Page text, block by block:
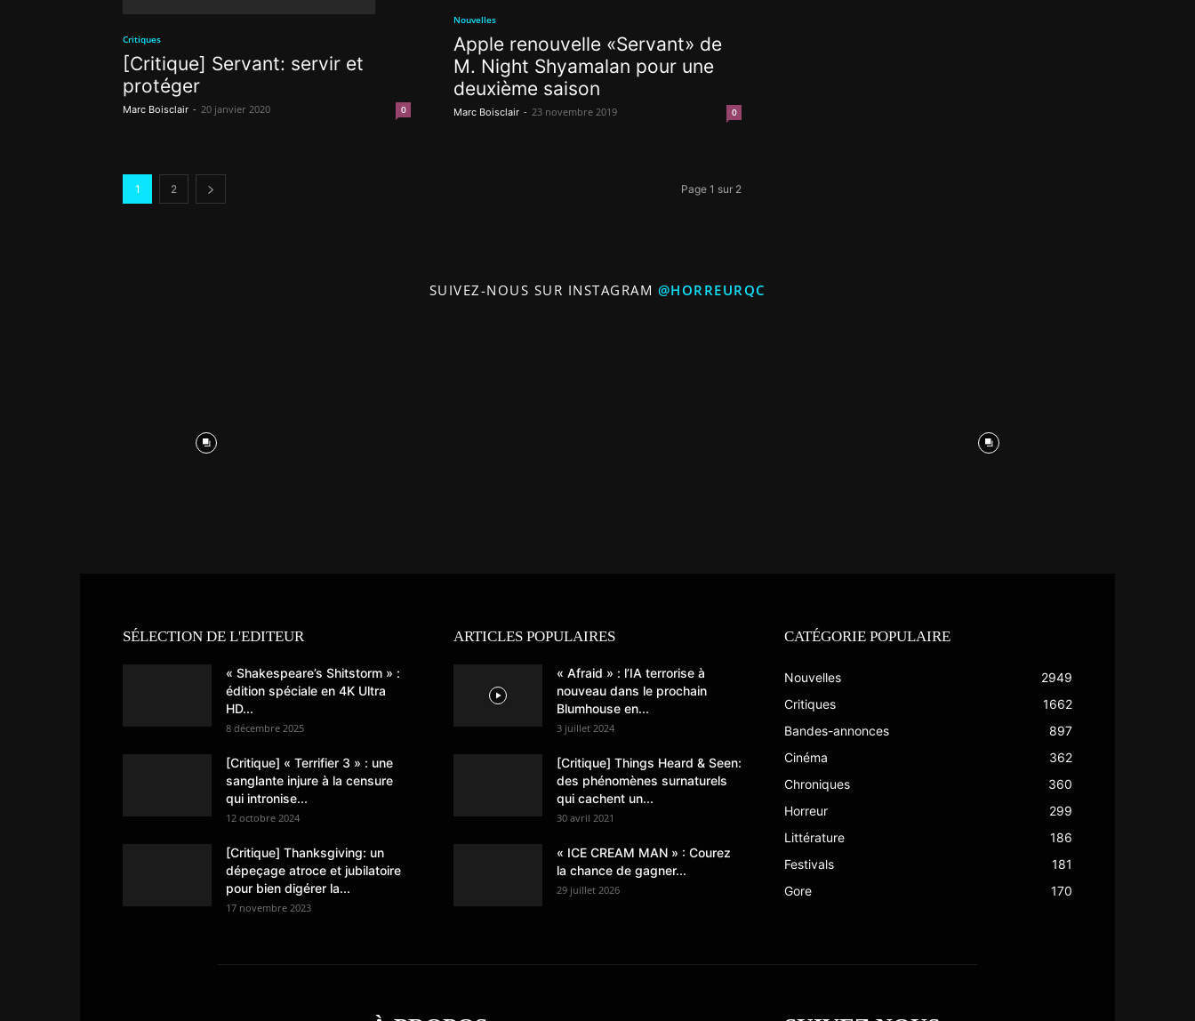
Critiques
[Critique] Servant: servir et
protéger
Marc Boisclair - 20 janvier 2020 0
Nouvelles
Apple renouvelle «Servant» de
M. Night Shyamalan pour une
deuxième saison
Marc Boisclair - 23 novembre 2019 0
1 2 Page 1 sur 2
SUIVEZ-NOUS SUR INSTAGRAM @HORREURQC
SÉLECTION DE L'EDITEUR
« Shakespeare’s Shitstorm » :
édition spéciale en 4K Ultra
HD...
8 décembre 2025
[Critique] « Terrifier 3 » : une
sanglante injure à la censure
qui intronise...
12 octobre 2024
[Critique] Thanksgiving: un
dépeçage atroce et jubilatoire
pour bien digérer la...
17 novembre 2023
ARTICLES POPULAIRES
« Afraid » : l’IA terrorise à
nouveau dans le prochain
Blumhouse en...
3 juillet 2024
[Critique] Things Heard & Seen:
des phénomènes surnaturels
qui cachent un...
30 avril 2021
« ICE CREAM MAN » : Courez
la chance de gagner...
29 juillet 2026
CATÉGORIE POPULAIRE
Nouvelles
2949
Critiques
1662
Bandes-annonces
897
Cinéma
362
Chroniques
360
Horreur
299
Littérature
186
Festivals
181
Gore
170